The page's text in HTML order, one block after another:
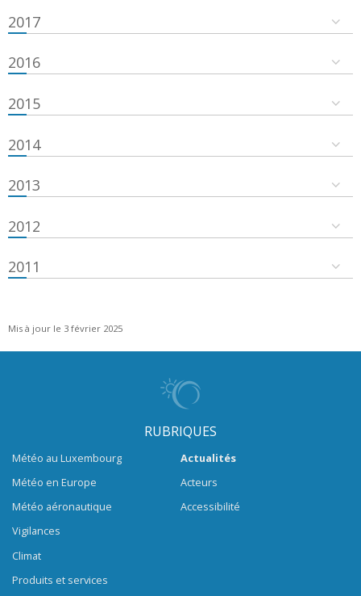
2017
2016
2015
2014
2013
2012
2011
Mis à jour le 3 février 2025
RUBRIQUES
Météo au Luxembourg
Météo en Europe
Météo aéronautique
Vigilances
Climat
Produits et services
Actualités
Acteurs
Accessibilité